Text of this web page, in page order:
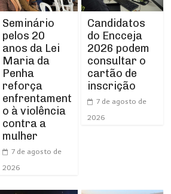
Seminário
pelos 20
anos da Lei
Maria da
Penha
reforça
enfrentament
o à violência
contra a
mulher
7 de agosto de
2026
Candidatos
do Encceja
2026 podem
consultar o
cartão de
inscrição
7 de agosto de
2026